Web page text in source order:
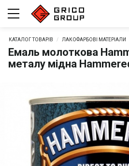
КАТАЛОГ ТОВАРІВ ЛАКОФАРБОВІ МАТЕРІАЛИ
Емаль молоткова
металу мідна